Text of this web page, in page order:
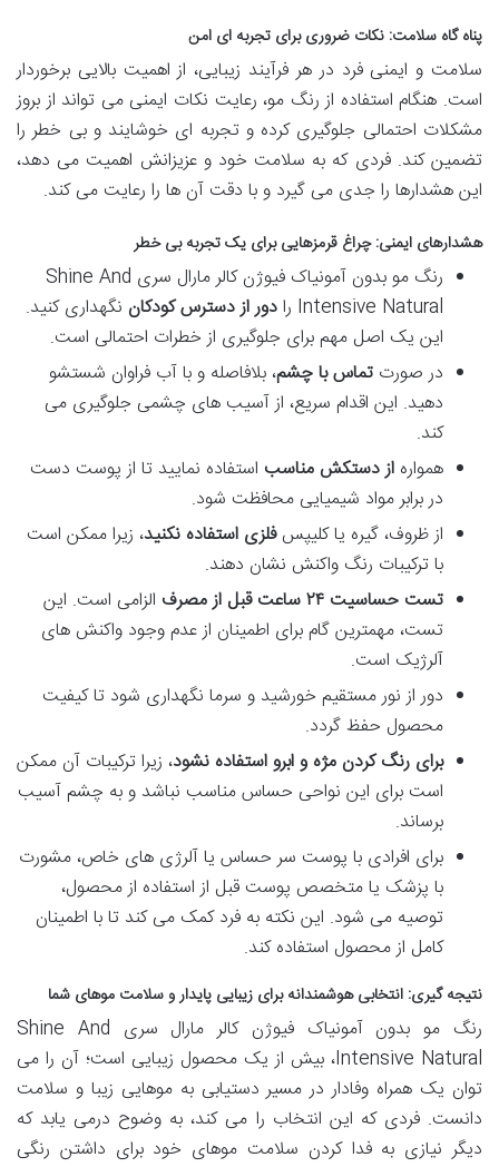
پناه گاه سلامت: نکات ضروری برای تجربه ای امن
سلامت و ایمنی فرد در هر فرآیند زیبایی، از اهمیت بالایی برخوردار
است. هنگام استفاده از رنگ مو، رعایت نکات ایمنی می تواند از بروز
مشکلات احتمالی جلوگیری کرده و تجربه ای خوشایند و بی خطر را
تضمین کند. فردی که به سلامت خود و عزیزانش اهمیت می دهد،
این هشدارها را جدی می گیرد و با دقت آن ها را رعایت می کند.
هشدارهای ایمنی: چراغ قرمزهایی برای یک تجربه بی خطر
رنگ مو بدون آمونیاک فیوژن کالر مارال سری Shine And
Intensive Natural را
دور از دسترس کودکان نگهداری کنید.
این یک اصل مهم برای جلوگیری از خطرات احتمالی است.
در صورت تماس با چشم، بلافاصله و با آب فراوان شستشو
دهید. این اقدام سریع، از آسیب های چشمی جلوگیری می
کند.
همواره از دستکش مناسب استفاده نمایید تا از پوست دست
در برابر مواد شیمیایی محافظت شود.
از ظروف، گیره یا کلیپسفلزی استفاده نکنید، زیرا ممکن است
با ترکیبات رنگ واکنش نشان دهند.
تست حساسیت ۲۴ ساعت قبل از مصرف
الزامی است. این
تست، مهمترین گام برای اطمینان از عدم وجود واکنش های
آلرژیک است.
دور از نور مستقیم خورشید و سرما نگهداری شود تا کیفیت
محصول حفظ گردد.
برای رنگ کردن مژه و ابرو استفاده نشود، زیرا ترکیبات آن ممکن
است برای این نواحی حساس مناسب نباشد و به چشم آسیب
برساند.
برای افرادی با پوست سر حساس یا آلرژی های خاص، مشورت
با پزشک یا متخصص پوست قبل از استفاده از محصول،
توصیه می شود. این نکته به فرد کمک می کند تا با اطمینان
کامل از محصول استفاده کند.
نتیجه گیری: انتخابی هوشمندانه برای زیبایی پایدار و سلامت موهای شما
رنگ مو بدون آمونیاک فیوژن کالر مارال سری Shine And
Intensive Natural، بیش از یک محصول زیبایی است؛ آن را می
توان یک همراه وفادار در مسیر دستیابی به موهایی زیبا و سلامت
دانست. فردی که این انتخاب را می کند، به وضوح درمی یابد که
دیگر نیازی به فدا کردن سلامت موهای خود برای داشتن رنگی